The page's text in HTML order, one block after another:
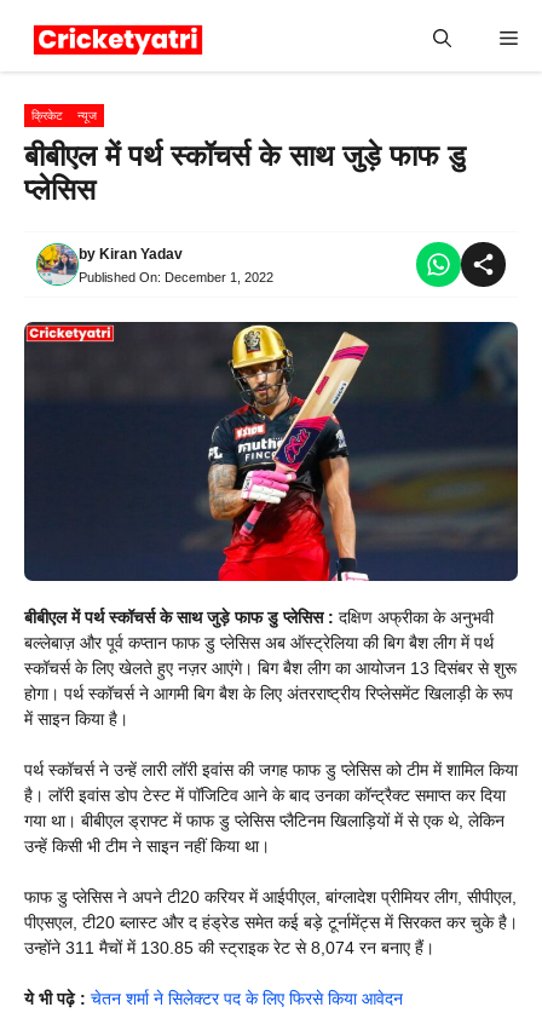
क्रिकेट न्यूज
बीबीएल में पर्थ स्कॉचर्स के साथ जुड़े फाफ डु
प्लेसिस
by Kiran Yadav
Published On: December 1, 2022
बीबीएल में पर्थ स्कॉचर्स के साथ जुड़े फाफ डु प्लेसिस : दक्षिण अफ्रीका के अनुभवी
बल्लेबाज़ और पूर्व कप्तान फाफ डु प्लेसिस अब ऑस्ट्रेलिया की बिग बैश लीग में पर्थ
स्कॉचर्स के लिए खेलते हुए नज़र आएंगे। बिग बैश लीग का आयोजन 13 दिसंबर से शुरू
होगा। पर्थ स्कॉचर्स ने आगमी बिग बैश के लिए अंतरराष्ट्रीय रिप्लेसमेंट खिलाड़ी के रूप
में साइन किया है।
पर्थ स्कॉचर्स ने उन्हें लारी लॉरी इवांस की जगह फाफ डु प्लेसिस को टीम में शामिल किया
है। लॉरी इवांस डोप टेस्ट में पॉजिटिव आने के बाद उनका कॉन्ट्रैक्ट समाप्त कर दिया
गया था। बीबीएल ड्राफ्ट में फाफ डु प्लेसिस प्लैटिनम खिलाड़ियों में से एक थे, लेकिन
उन्हें किसी भी टीम ने साइन नहीं किया था।
फाफ डु प्लेसिस ने अपने टी20 करियर में आईपीएल, बांग्लादेश प्रीमियर लीग, सीपीएल,
पीएसएल, टी20 ब्लास्ट और द हंड्रेड समेत कई बड़े टूर्नामेंट्स में सिरकत कर चुके है।
उन्होंने 311 मैचों में 130.85 की स्ट्राइक रेट से 8,074 रन बनाए हैं।
ये भी पढ़े : चेतन शर्मा ने सिलेक्टर पद के लिए फिरसे किया आवेदन